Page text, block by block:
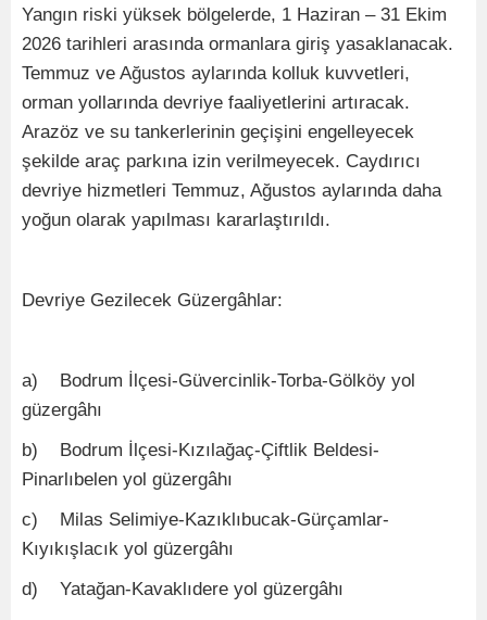
Yangın riski yüksek bölgelerde, 1 Haziran – 31 Ekim
2026 tarihleri arasında ormanlara giriş yasaklanacak.
Temmuz ve Ağustos aylarında kolluk kuvvetleri,
orman yollarında devriye faaliyetlerini artıracak.
Arazöz ve su tankerlerinin geçişini engelleyecek
şekilde araç parkına izin verilmeyecek. Caydırıcı
devriye hizmetleri Temmuz, Ağustos aylarında daha
yoğun olarak yapılması kararlaştırıldı.
Devriye Gezilecek Güzergâhlar:
a) Bodrum İlçesi-Güvercinlik-Torba-Gölköy yol
güzergâhı
b) Bodrum İlçesi-Kızılağaç-Çiftlik Beldesi-
Pinarlıbelen yol güzergâhı
c) Milas Selimiye-Kazıklıbucak-Gürçamlar-
Kıyıkışlacık yol güzergâhı
d) Yatağan-Kavaklıdere yol güzergâhı